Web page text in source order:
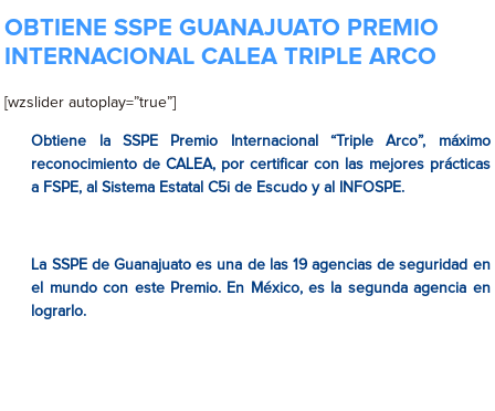
OBTIENE SSPE GUANAJUATO PREMIO
INTERNACIONAL CALEA TRIPLE ARCO
[wzslider autoplay=”true”]
Obtiene la SSPE Premio Internacional “Triple Arco”, máximo
reconocimiento de CALEA, por certificar con las mejores prácticas
a FSPE, al Sistema Estatal C5i de Escudo y al INFOSPE.
La SSPE de Guanajuato es una de las 19 agencias de seguridad en
el mundo con este Premio. En México, es la segunda agencia en
lograrlo.